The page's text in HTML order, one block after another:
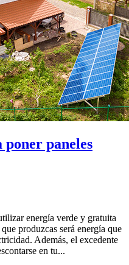
poner paneles
energía verde y gratuita
produzcas será energía que
Además, el excedente
en tu...